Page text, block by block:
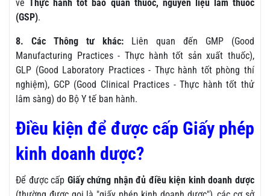
vềThực hành tốt bảo quản thuốc, nguyên liệu làm thuốc
(GSP).
8. Các Thông tư khác: Liên quan đến GMP (Good
Manufacturing Practices - Thực hành tốt sản xuất thuốc),
GLP (Good Laboratory Practices - Thực hành tốt phòng thí
nghiệm), GCP (Good Clinical Practices - Thực hành tốt thử
lâm sàng) do Bộ Y tế ban hành.
Điều kiện để được cấp Giấy phép
kinh doanh dược?
Để được cấp Giấy chứng nhận đủ điều kiện kinh doanh dược